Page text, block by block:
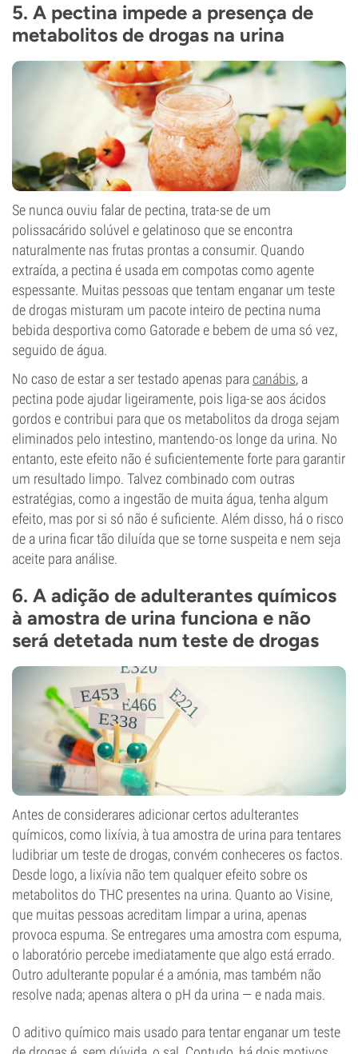
5. A pectina impede a presença de
metabolitos de drogas na urina
Se nunca ouviu falar de pectina, trata-se de um
polissacárido solúvel e gelatinoso que se encontra
naturalmente nas frutas prontas a consumir. Quando
extraída, a pectina é usada em compotas como agente
espessante. Muitas pessoas que tentam enganar um teste
de drogas misturam um pacote inteiro de pectina numa
bebida desportiva como Gatorade e bebem de uma só vez,
seguido de água.
No caso de estar a ser testado apenas paracanábis, a
pectina pode ajudar ligeiramente, pois liga-se aos ácidos
gordos e contribui para que os metabolitos da droga sejam
eliminados pelo intestino, mantendo-os longe da urina. No
entanto, este efeito não é suficientemente forte para garantir
um resultado limpo. Talvez combinado com outras
estratégias, como a ingestão de muita água, tenha algum
efeito, mas por si só não é suficiente. Além disso, há o risco
de a urina ficar tão diluída que se torne suspeita e nem seja
aceite para análise.
6. A adição de adulterantes químicos
à amostra de urina funciona e não
será detetada num teste de drogas
Antes de considerares adicionar certos adulterantes
químicos, como lixívia, à tua amostra de urina para tentares
ludibriar um teste de drogas, convém conheceres os factos.
Desde logo, a lixívia não tem qualquer efeito sobre os
metabolitos do THC presentes na urina. Quanto ao Visine,
que muitas pessoas acreditam limpar a urina, apenas
provoca espuma. Se entregares uma amostra com espuma,
o laboratório percebe imediatamente que algo está errado.
Outro adulterante popular é a amónia, mas também não
resolve nada; apenas altera o pH da urina — e nada mais.
O aditivo químico mais usado para tentar enganar um teste